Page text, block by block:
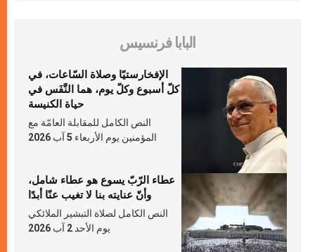
البابا فرنسيس
الإفخارستيّا وصلاة السّاعات، في
كلّ أسبوع وكلّ يوم، هما النَّفَس في
حياة الكنيسة
النص الكامل للمقابلة العامّة مع
المؤمنين يوم الأربعاء 5 آب 2026
عطاء الرّبّ يسوع هو عطاء شامل،
وأنّ عنايته بنا لا تغيب عنّا أبدًا
النص الكامل لصلاة التبشير الملائكي
يوم الأحد 2 آب 2026